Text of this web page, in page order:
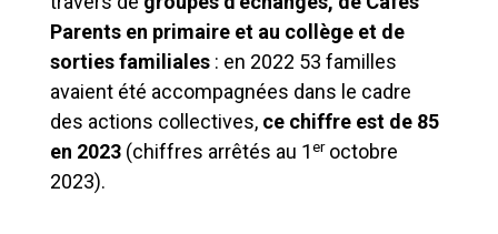
Parents en primaire et au collège et de
sorties familiales : en 2022 53 familles
avaient été accompagnées dans le cadre
des actions collectives, ce chiffre est de 85
en 2023 (chiffres arrêtés au 1eroctobre
2023).